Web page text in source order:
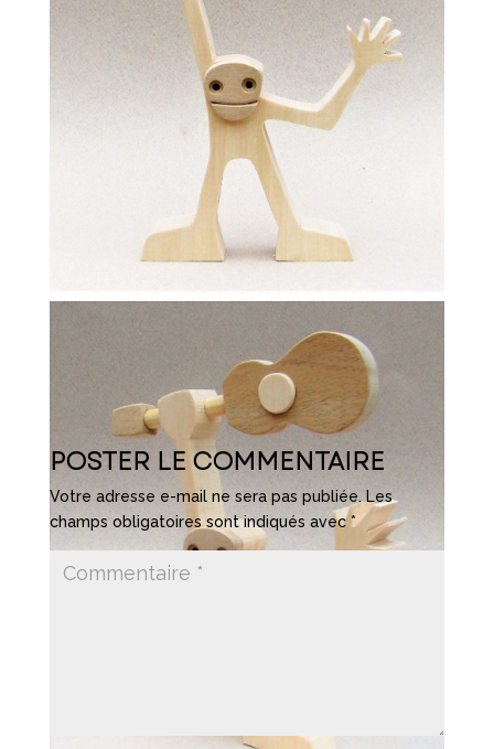
POSTER LE COMMENTAIRE
Votre adresse e-mail ne sera pas publiée. Les
champs obligatoires sont indiqués avec*